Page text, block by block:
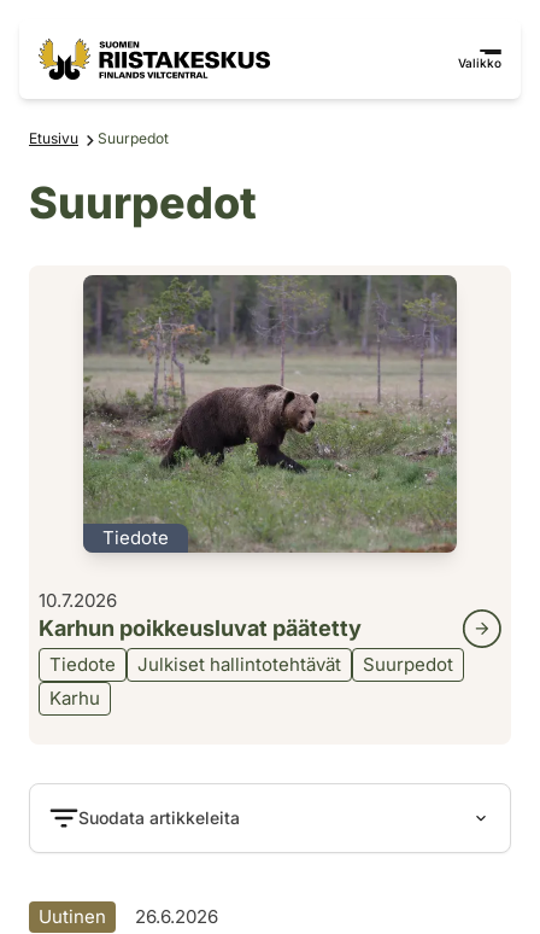
Valikko
Etusivu Suurpedot
Suurpedot
Tiedote
10.7.2026
Karhun poikkeusluvat päätetty
Tiedote Julkiset hallintotehtävät
Suurpedot
Karhu
Suodata artikkeleita
Uutinen 26.6.2026